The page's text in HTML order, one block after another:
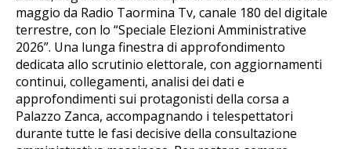
maggio da Radio Taormina Tv, canale 180 del digitale
terrestre, con lo “Speciale Elezioni Amministrative
2026”. Una lunga finestra di approfondimento
dedicata allo scrutinio elettorale, con aggiornamenti
continui, collegamenti, analisi dei dati e
approfondimenti sui protagonisti della corsa a
Palazzo Zanca, accompagnando i telespettatori
durante tutte le fasi decisive della consultazione